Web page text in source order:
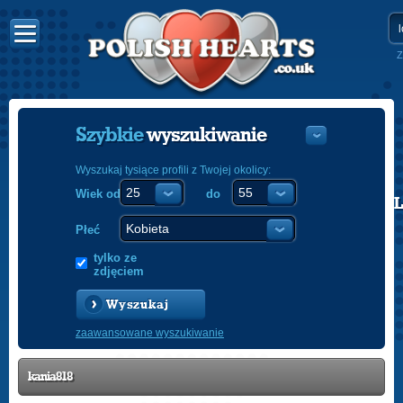
POLISH
Szybkiewyszukiwanie
Wyszukaj tysiące profili z Twojej okolicy:
Wiek od do
Płeć
tylko ze
zdjęciem
Wyszukaj
zaawansowane wyszukiwanie
kania818